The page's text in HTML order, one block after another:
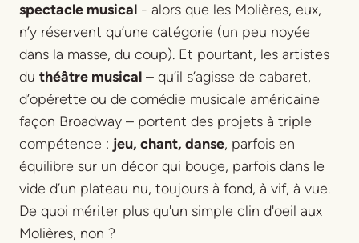
spectacle musical - alors que les Molières, eux,
n’y réservent qu’une catégorie (un peu noyée
dans la masse, du coup). Et pourtant, les artistes
du théâtre musical – qu’il s’agisse de cabaret,
d’opérette ou de comédie musicale américaine
façon Broadway – portent des projets à triple
compétence : jeu, chant, danse, parfois en
équilibre sur un décor qui bouge, parfois dans le
vide d’un plateau nu, toujours à fond, à vif, à vue.
De quoi mériter plus qu'un simple clin d'oeil aux
Molières, non ?